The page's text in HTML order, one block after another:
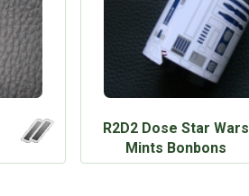
R2D2 Dose Star Wars
Mints Bonbons